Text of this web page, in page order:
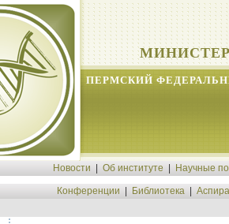
ПЕРМСКИЙ
Новости Об институте Научные
Конференции Библиотека